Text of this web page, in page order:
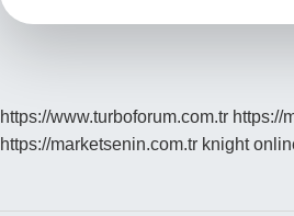
https://www.turboforum.com.tr https://
https://marketsenin.com.tr knight